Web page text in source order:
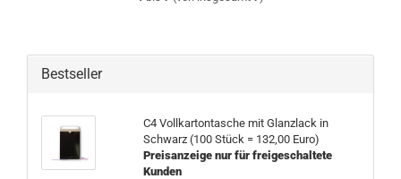
Bestseller
C4 Vollkartontasche mit Glanzlack in
Schwarz (100 Stück = 132,00 Euro)
Preisanzeige nur für freigeschaltete
Kunden